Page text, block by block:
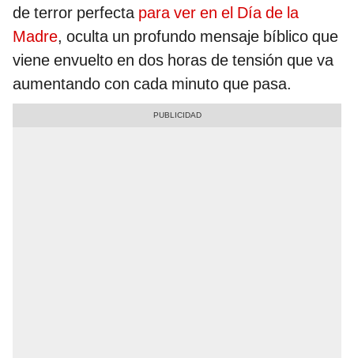
de terror perfecta para ver en el Día de la
Madre, oculta un profundo mensaje bíblico que
viene envuelto en dos horas de tensión que va
aumentando con cada minuto que pasa.